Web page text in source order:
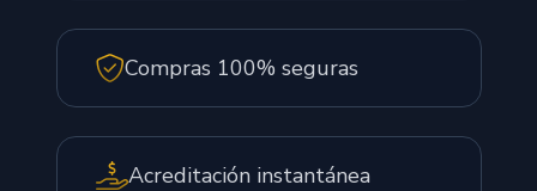
Compras 100% seguras
Acreditación instantánea